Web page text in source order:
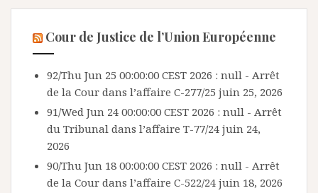
Cour de Justice de l’Union Européenne
92/Thu Jun 25 00:00:00 CEST 2026 : null - Arrêt
de la Cour dans l’affaire C-277/25 juin 25, 2026
91/Wed Jun 24 00:00:00 CEST 2026 : null - Arrêt
du Tribunal dans l’affaire T-77/24 juin 24,
2026
90/Thu Jun 18 00:00:00 CEST 2026 : null - Arrêt
de la Cour dans l’affaire C-522/24 juin 18, 2026